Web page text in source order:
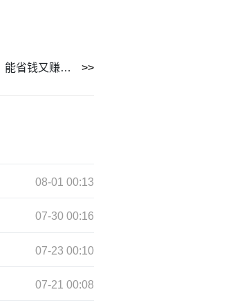
淘宝特价版，为你提供超值购物体验适合穷人！能省钱又赚钱，还有超多优质商品
08-01 00:13
07-30 00:16
07-23 00:10
07-21 00:08